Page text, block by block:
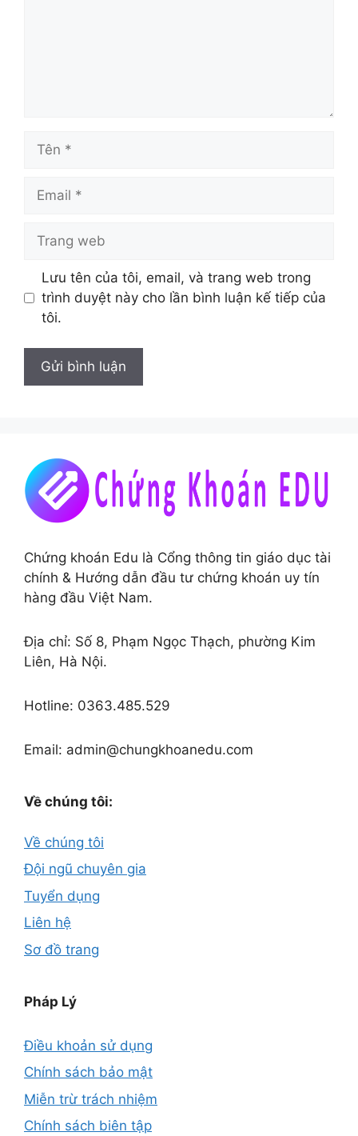
web
Lưu tên của tôi, email, và trang web trong
trình duyệt này cho lần bình luận kế tiếp của
tôi.
Chứng khoán Edu là Cổng thông tin giáo dục tài
chính & Hướng dẫn đầu tư chứng khoán uy tín
hàng đầu Việt Nam.
Địa chỉ: Số 8, Phạm Ngọc Thạch, phường Kim
Liên, Hà Nội.
Hotline: 0363.485.529
Email: admin@chungkhoanedu.com
Về chúng tôi:
Về chúng tôi
Đội ngũ chuyên gia
Tuyển dụng
Liên hệ
Sơ đồ trang
Pháp Lý
Điều khoản sử dụng
Chính sách bảo mật
Miễn trừ trách nhiệm
Chính sách biên tập